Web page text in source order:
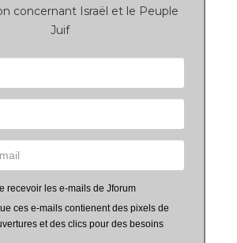
concernant Israël et le Peuple
Juif
recevoir les e-mails de Jforum
ces e-mails contienent des pixels de
et des clics pour des besoins